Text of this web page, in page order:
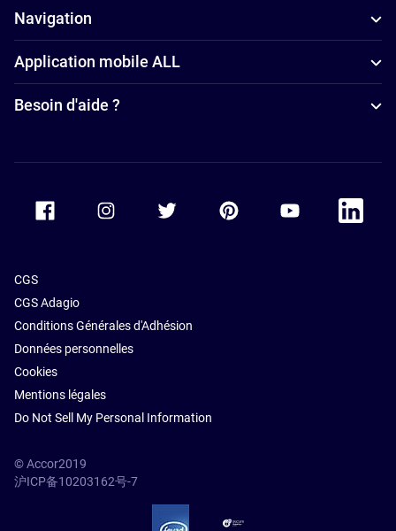
spa à Kuala
Lumpur
Hôtels avec
parking à
Kuala
Kuala
4 étoiles à
Kuala
Lumpur
Navigation
Application mobile ALL
Besoin d'aide ?
Accor Youtube
Accor
CGS
CGS Adagio
Conditions Générales d'Adhésion
Données personnelles
Cookies
Mentions légales
Do Not Sell My Personal Information
© Accor2019
沪ICP备10203162号-7